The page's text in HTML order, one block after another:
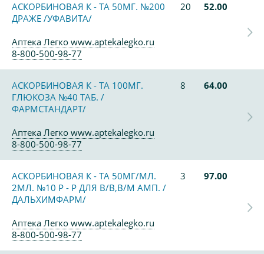
АСКОРБИНОВАЯ К - ТА 50МГ. №200
ДРАЖЕ /УФАВИТА/
20 52.00
Аптека Легко www.aptekalegko.ru
8-800-500-98-77
АСКОРБИНОВАЯ К - ТА 100МГ.
ГЛЮКОЗА №40 ТАБ. /
ФАРМСТАНДАРТ/
8 64.00
Аптека Легко www.aptekalegko.ru
8-800-500-98-77
АСКОРБИНОВАЯ К - ТА 50МГ/МЛ.
2МЛ. №10 Р - Р ДЛЯ В/В,В/М АМП. /
ДАЛЬХИМФАРМ/
3 97.00
Аптека Легко www.aptekalegko.ru
8-800-500-98-77